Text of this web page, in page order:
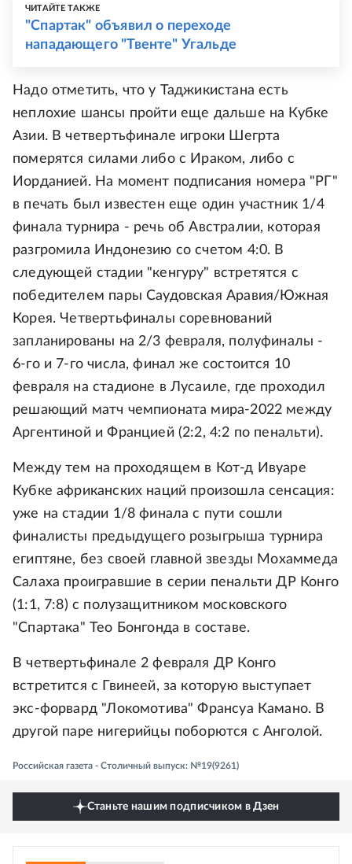
ЧИТАЙТЕ ТАКЖЕ
"Спартак" объявил о переходе
нападающего "Твенте" Угальде
Надо отметить, что у Таджикистана есть
неплохие шансы пройти еще дальше на Кубке
Азии. В четвертьфинале игроки Шегрта
померятся силами либо с Ираком, либо с
Иорданией. На момент подписания номера "РГ"
в печать был известен еще один участник 1/4
финала турнира - речь об Австралии, которая
разгромила Индонезию со счетом 4:0. В
следующей стадии "кенгуру" встретятся с
победителем пары Саудовская Аравия/Южная
Корея. Четвертьфиналы соревнований
запланированы на 2/3 февраля, полуфиналы -
6-го и 7-го числа, финал же состоится 10
февраля на стадионе в Лусаиле, где проходил
решающий матч чемпионата мира-2022 между
Аргентиной и Францией (2:2, 4:2 по пенальти).
Между тем на проходящем в Кот-д Ивуаре
Кубке африканских наций произошла сенсация:
уже на стадии 1/8 финала с пути сошли
финалисты предыдущего розыгрыша турнира
египтяне, без своей главной звезды Мохаммеда
Салаха проигравшие в серии пенальти ДР Конго
(1:1, 7:8) с полузащитником московского
"Спартака" Тео Бонгонда в составе.
В четвертьфинале 2 февраля ДР Конго
встретится с Гвинеей, за которую выступает
экс-форвард "Локомотива" Франсуа Камано. В
другой паре нигерийцы поборются с Анголой.
Российская газета - Столичный выпуск: №19(9261)
Станьте нашим подписчиком в Дзен